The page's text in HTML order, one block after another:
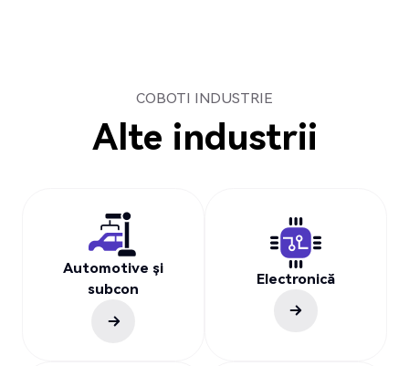
COBOTI INDUSTRIE
Alte industrii
Automotive și
subcon
Electronică